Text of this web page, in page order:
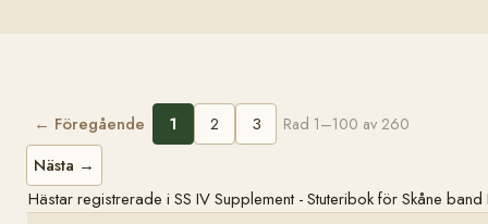
← Föregående 1 2 3 Rad 1–100 av 260
Nästa →
Hästar registrerade i SS IV Supplement - Stuteribok för Skåne band